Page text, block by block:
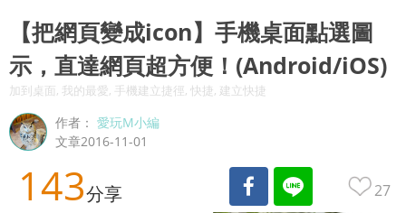
【把網頁變成icon】手機桌面點選圖
示，直達網頁超方便！(Android/iOS)
加到桌面, 我的最愛, 手機建立捷徑, 快捷, 建立快捷
作者：愛玩M小編
文章2016-11-01
143分享 27